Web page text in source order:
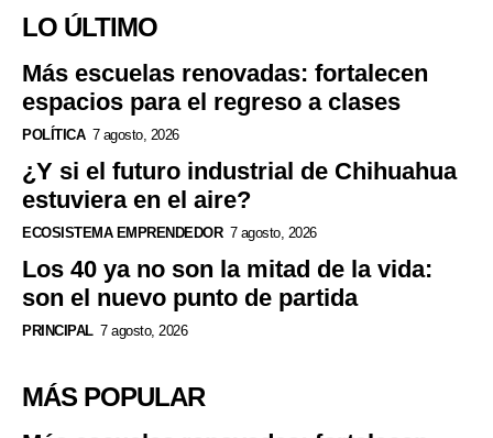
LO ÚLTIMO
Más escuelas renovadas: fortalecen
espacios para el regreso a clases
POLÍTICA 7 agosto, 2026
¿Y si el futuro industrial de Chihuahua
estuviera en el aire?
ECOSISTEMA EMPRENDEDOR 7 agosto, 2026
Los 40 ya no son la mitad de la vida:
son el nuevo punto de partida
PRINCIPAL 7 agosto, 2026
MÁS POPULAR